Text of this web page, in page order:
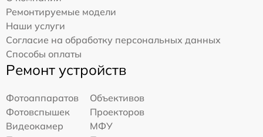
Ремонтируемые модели
Наши услуги
Согласие на обработку персональных данных
Способы оплаты
Ремонт устройств
Фотоаппаратов
Объективов
Фотовспышек
Проекторов
Видеокамер
МФУ